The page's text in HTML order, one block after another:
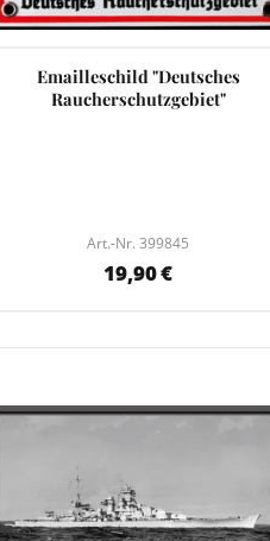
Emailleschild "Deutsches
Raucherschutzgebiet"
Art.-Nr. 399845
19,90 €